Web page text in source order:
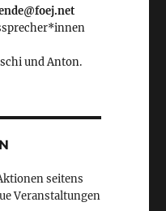
und Anton.
seitens
Veranstaltungen